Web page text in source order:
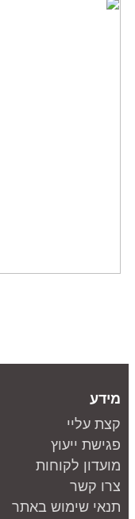
מידע
קצת עליי
פגישת ייעוץ
מועדון לקוחות
צרו קשר
תנאי שימוש באתר